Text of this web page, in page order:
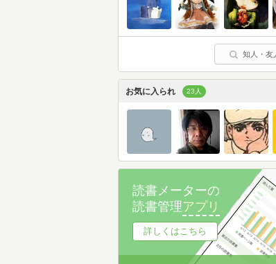
知人・友
お気に入られ 23人
読書メーターの
読書管理アプリ
詳しくはこちら